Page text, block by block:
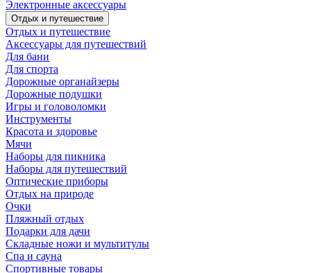
Электронные аксессуары
Отдых и путешествие
Отдых и путешествие
Аксессуары для путешествий
Для бани
Для спорта
Дорожные органайзеры
Дорожные подушки
Игры и головоломки
Инструменты
Красота и здоровье
Мячи
Наборы для пикника
Наборы для путешествий
Оптические приборы
Отдых на природе
Очки
Пляжный отдых
Подарки для дачи
Складные ножи и мультитулы
Спа и сауна
Спортивные товары